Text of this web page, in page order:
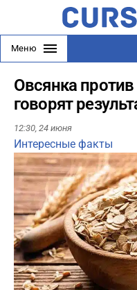
Меню
Овсянка
говорят
12:30, 24 июня
Интересные факты